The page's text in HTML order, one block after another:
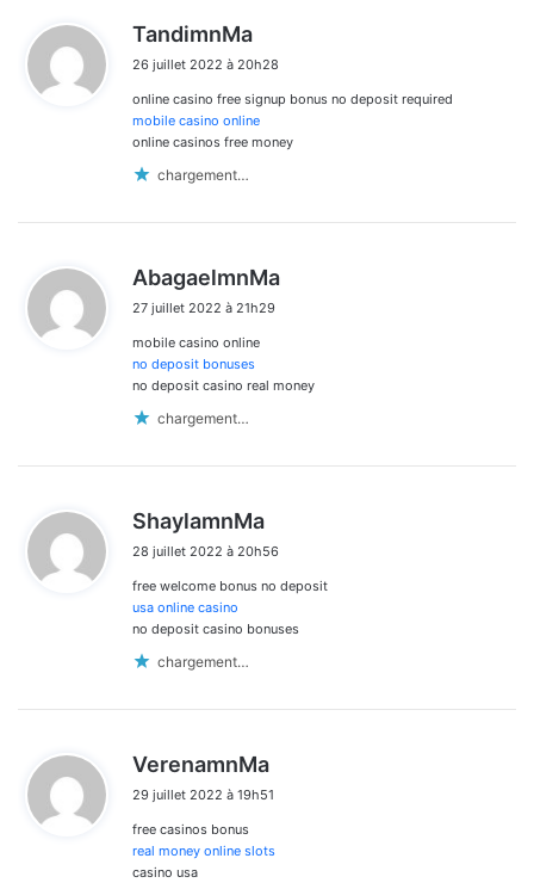
TandimnMa
t
:
26 juillet 2022 à 20h28
online casino free signup bonus no deposit required
mobile casino online
online casinos free money
chargement…
AbagaelmnMa
27 juillet 2022 à 21h29
mobile casino online
no deposit bonuses
no deposit casino real money
chargement…
ShaylamnMa
t
28 juillet 2022 à 20h56
free welcome bonus no deposit
usa online casino
no deposit casino bonuses
chargement…
VerenamnMa
t
:
29 juillet 2022 à 19h51
free casinos bonus
real money online slots
casino usa